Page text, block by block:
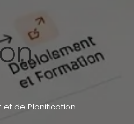
et de Planification